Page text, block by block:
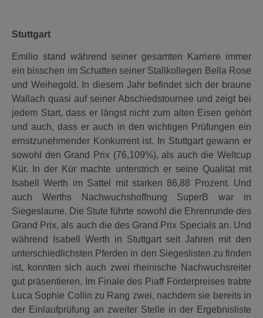
Stuttgart
Emilio stand während seiner gesamten Karriere immer
ein bisschen im Schatten seiner Stallkollegen Bella Rose
und Weihegold. In diesem Jahr befindet sich der braune
Wallach quasi auf seiner Abschiedstournee und zeigt bei
jedem Start, dass er längst nicht zum alten Eisen gehört
und auch, dass er auch in den wichtigen Prüfungen ein
ernstzunehmender Konkurrent ist. In Stuttgart gewann er
sowohl den Grand Prix (76,109%), als auch die Weltcup
Kür. In der Kür machte unterstrich er seine Qualität mit
Isabell Werth im Sattel mit starken 86,88 Prozent. Und
auch Werths Nachwuchshoffnung SuperB war in
Siegeslaune. Die Stute führte sowohl die Ehrenrunde des
Grand Prix, als auch die des Grand Prix Specials an. Und
während Isabell Werth in Stuttgart seit Jahren mit den
unterschiedlichsten Pferden in den Siegeslisten zu finden
ist, konnten sich auch zwei rheinische Nachwuchsreiter
gut präsentieren. Im Finale des Piaff Förderpreises trabte
Luca Sophie Collin zu Rang zwei, nachdem sie bereits in
der Einlaufprüfung an zweiter Stelle in der Ergebnisliste